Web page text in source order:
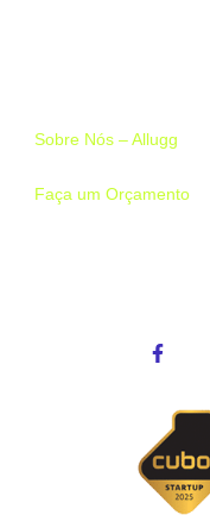
Sobre Nós – Allugg
Faça um Orçamento